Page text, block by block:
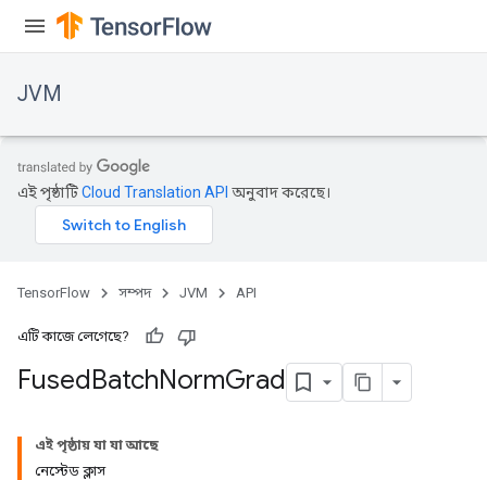
JVM
এই পৃষ্ঠাটিCloud Translation API অনুবাদ করেছে।
TensorFlow সম্পদ JVM API
এটি কাজে লেগেছে?
FusedBatchNormGrad
এই পৃষ্ঠায় যা যা আছে
নেস্টেড ক্লাস